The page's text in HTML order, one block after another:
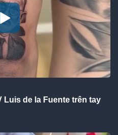
Luis de la Fuente trên tay